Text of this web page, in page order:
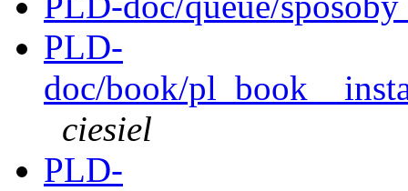
PLD-
doc/book/
ciesiel
PLD-